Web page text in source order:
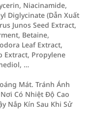
Niacinamide,
Diglycinate (Dẫn Xuất
Junos Seed Extract,
Betaine,
Leaf Extract,
Extract, Propylene
…
Mát. Tránh Ánh
Có Nhiệt Độ Cao
Nắp Kín Sau Khi Sử